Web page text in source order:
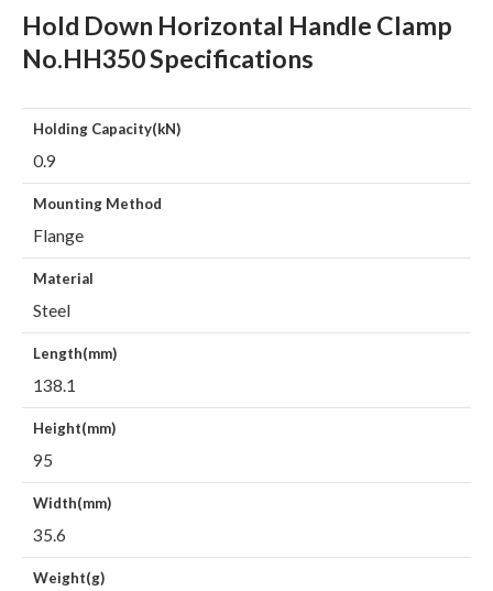
Hold Down Horizontal Handle Clamp
No.HH350 Specifications
Holding Capacity(kN)
0.9
Mounting Method
Flange
Material
Steel
Length(mm)
138.1
Height(mm)
95
Width(mm)
35.6
Weight(g)